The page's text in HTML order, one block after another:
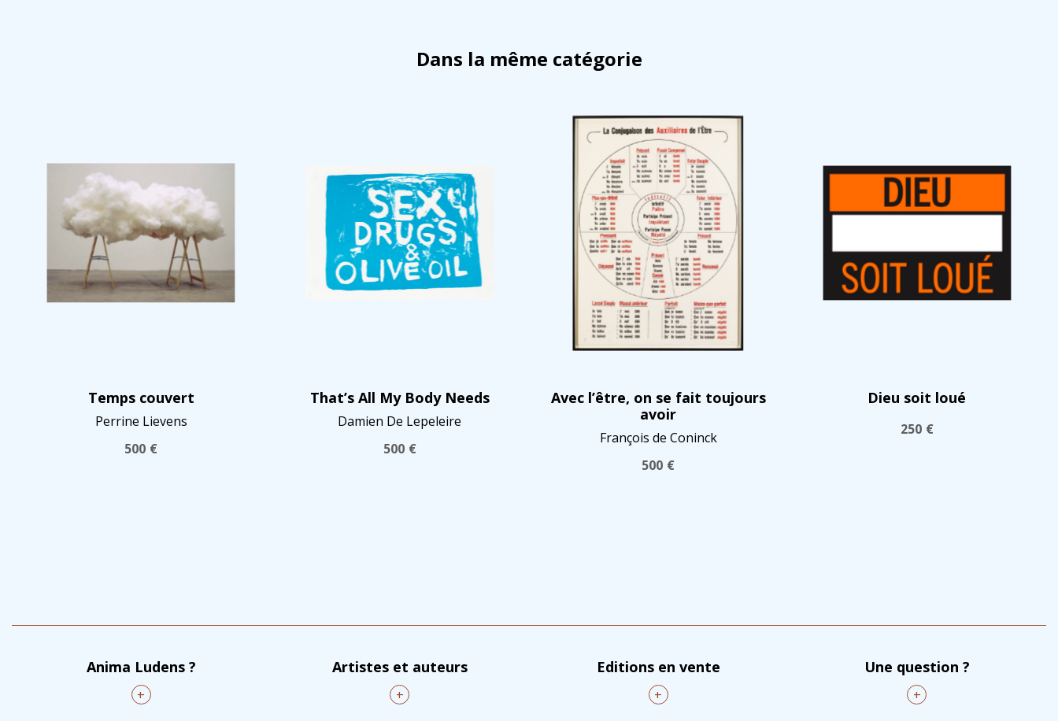
Dans la même catégorie
Temps couvert
Perrine Lievens
500 €
That’s All My Body Needs
Damien De Lepeleire
500 €
Avec l’être, on se fait toujours
avoir
François de Coninck
500 €
Dieu soit loué
250 €
Anima Ludens ?
+
Artistes et auteurs
+
Editions en vente
+
Une question ?
+